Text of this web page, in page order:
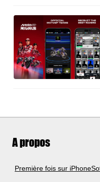
A propos
Première fois sur